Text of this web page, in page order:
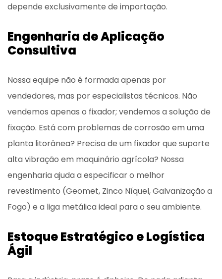
depende exclusivamente de importação.
Engenharia de Aplicação
Consultiva
Nossa equipe não é formada apenas por
vendedores, mas por especialistas técnicos. Não
vendemos apenas o fixador; vendemos a solução de
fixação. Está com problemas de corrosão em uma
planta litorânea? Precisa de um fixador que suporte
alta vibração em maquinário agrícola? Nossa
engenharia ajuda a especificar o melhor
revestimento (Geomet, Zinco Níquel, Galvanização a
Fogo) e a liga metálica ideal para o seu ambiente.
Estoque Estratégico e Logística
Ágil